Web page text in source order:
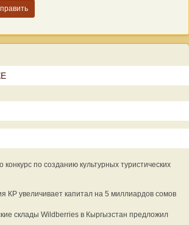
по созданию культурных туристических
КР увеличивает капитал на 5 миллиардов сомов
склады Wildberries в Кыргызстан предложил